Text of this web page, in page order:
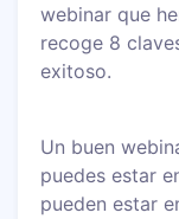
webinar que
recoge 8
exitoso.
Un buen
puedes estar
pueden estar